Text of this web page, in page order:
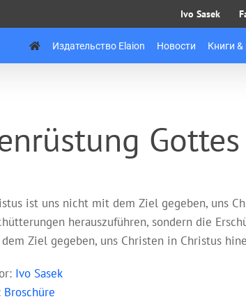
Ivo Sasek
Издательство Elaion Новости Книги
Gottes
ist uns nicht mit dem Ziel gegeben, uns
herauszuführen, sondern die
Ziel gegeben, uns Christen in Christus
Ivo Sasek
Broschüre